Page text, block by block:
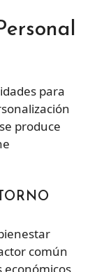
para
produce
común